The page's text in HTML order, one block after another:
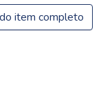
item completo